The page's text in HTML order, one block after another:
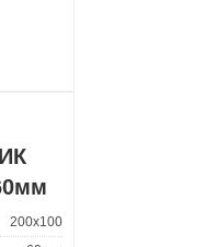
200x100